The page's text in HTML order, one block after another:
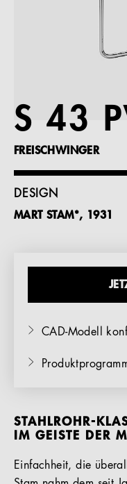
Referenzen
DE
S 43
FREISCHWINGER
DESIGN
MART STAM*, 1931
CAD-Modell
STAHLROHR-
IM GEISTE DER
Einfachheit, die